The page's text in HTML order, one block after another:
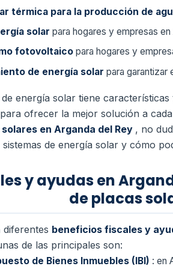
térmica para la producción de
solar para hogares y empresas en
fotovoltaico para hogares y
de energía solar para garantizar
energía solar tiene
ofrecer la mejor solución a
en Arganda del Rey , no
de energía solar y cómo
y ayudas en
de placas
diferentes beneficios fiscales y
de las principales son:
de Bienes Inmuebles (IBI) : en